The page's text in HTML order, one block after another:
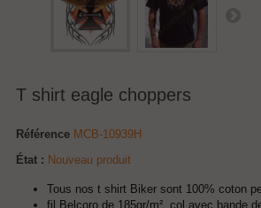
T shirt eagle choppers
Référence MCB-10939H
État : Nouveau produit
Tous nos t shirt Biker sont 100% coton
fil Belcoro de 185gr/m², col avec bande